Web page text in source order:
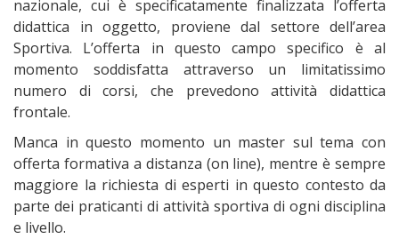
nazionale, cui è specificatamente finalizzata l’offerta
didattica in oggetto, proviene dal settore dell’area
Sportiva. L’offerta in questo campo specifico è al
momento soddisfatta attraverso un limitatissimo
numero di corsi, che prevedono attività didattica
frontale.
Manca in questo momento un master sul tema con
offerta formativa a distanza (on line), mentre è sempre
maggiore la richiesta di esperti in questo contesto da
parte dei praticanti di attività sportiva di ogni disciplina
e livello.